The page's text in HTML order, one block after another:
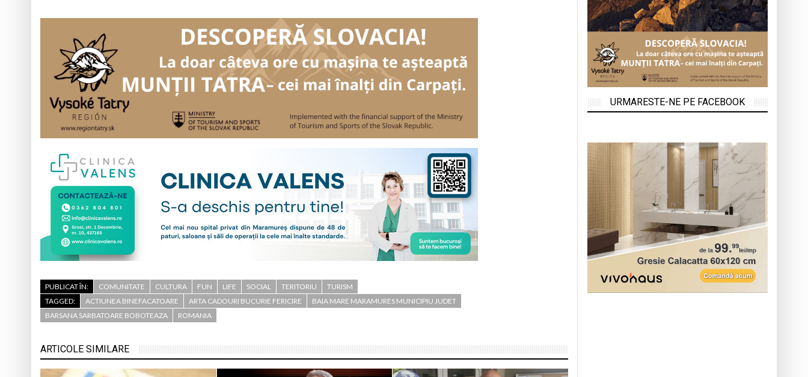
PUBLICAT ÎN: COMUNITATE CULTURA FUN LIFE SOCIAL TERITORIU
TURISM
TAGGED:
ACTIUNEA BINEFACATOARE ARTA CADOURI BUCURIE FERICIRE
BAIA MARE MARAMURES MUNICIPIU JUDET
BARSANA SARBATOARE BOBOTEAZA
ROMANIA
ARTICOLE SIMILARE
URMARESTE-NE PE FACEBOOK